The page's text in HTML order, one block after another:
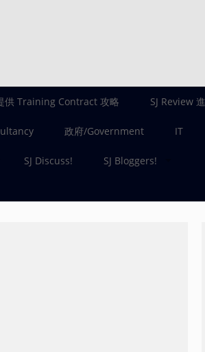
供 Training Contract 攻略 SJ Review
政府/Government IT
SJ Discuss! SJ Bloggers!